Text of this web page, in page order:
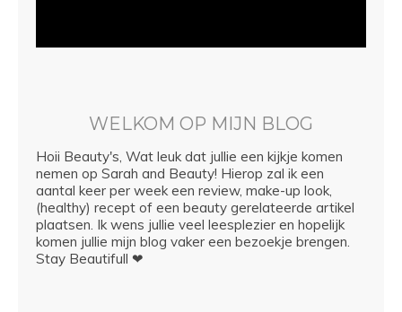
WELKOM OP MIJN BLOG
Hoii Beauty's, Wat leuk dat jullie een kijkje komen
nemen op Sarah and Beauty! Hierop zal ik een
aantal keer per week een review, make-up look,
(healthy) recept of een beauty gerelateerde artikel
plaatsen. Ik wens jullie veel leesplezier en hopelijk
komen jullie mijn blog vaker een bezoekje brengen.
Stay Beautifull ❤